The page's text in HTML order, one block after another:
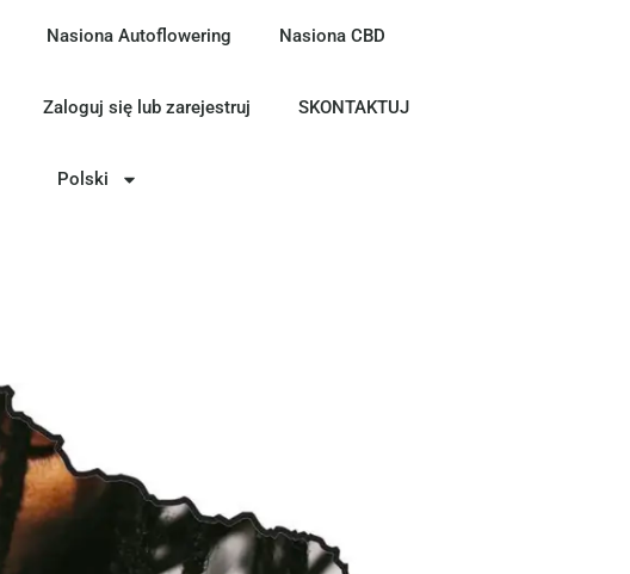
Nasiona Autoflowering Nasiona CBD
Zaloguj się lub zarejestruj SKONTAKTUJ
Polski